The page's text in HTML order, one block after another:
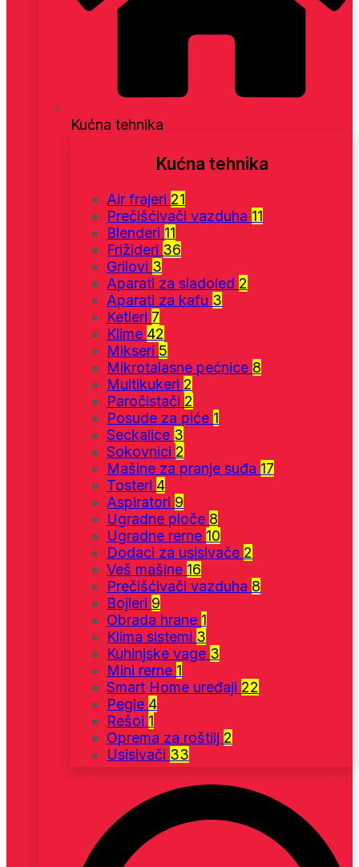
Kućna tehnika
Kućna tehnika
Air frajeri 21
Prečišćivači vazduha 11
Blenderi 11
Frižideri 36
Grilovi 3
Aparati za sladoled 2
Aparati za kafu 3
Ketleri 7
Klime 42
Mikseri 5
Mikrotalasne pećnice 8
Multikukeri 2
Paročistači 2
Posude za piće 1
Seckalice 3
Sokovnici 2
Mašine za pranje suđa 17
Tosteri 4
Aspiratori 9
Ugradne ploče 8
Ugradne rerne 10
Dodaci za usisivače 2
Veš mašine 16
Prečišćivači vazduha 8
Bojleri 9
Obrada hrane 1
Klima sistemi 3
Kuhinjske vage 3
Mini rerne 1
Smart Home uređaji 22
Pegle 4
Rešoi 1
Oprema za roštilj 2
Usisivači 33